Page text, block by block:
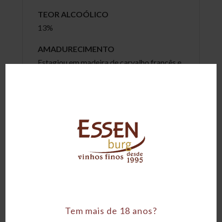
Tem mais de 18 anos?
TEOR ALCOÓLICO
13%
AMADURECIMENTO
Estagiou em madeira de carvalho francês e
PALADAR TÍPICO
OLFATIVO